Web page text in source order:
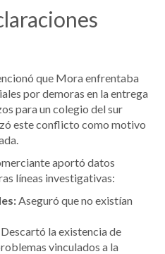
que Mora enfrentaba
por demoras en la entrega
para un colegio del sur
este conflicto como motivo
aportó datos
líneas investigativas:
Aseguró que no existían
Descartó la existencia de
vinculados a la